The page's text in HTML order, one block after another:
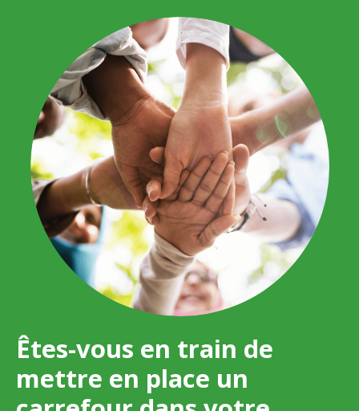
Êtes-vous en train de
mettre en place un